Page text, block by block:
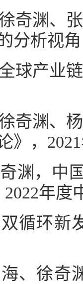
奇渊、
分析视
球产业
奇渊、
》，
渊，中
2022年
循环新
、徐奇